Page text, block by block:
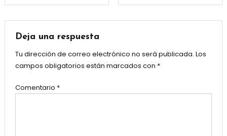
entradas
Deja una respuesta
Tu dirección de correo electrónico no será publicada. Los
campos obligatorios están marcados con *
Comentario *